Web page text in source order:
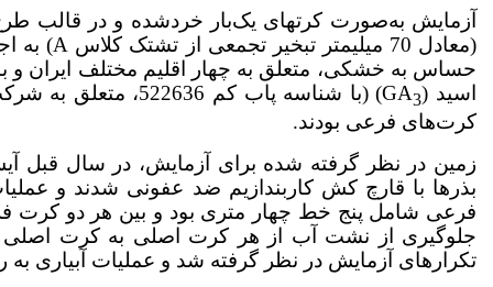
آزمایش به‌صورت کرت­های یک‌بار خرد­شده و در قالب
حساس به خشکی، متعلق به چهار اقلیم مختلف ایران و
اسید ­(GA3
کرت‌های فرعی بودند.
زمین در نظر گرفته شده برای آزمایش، در سال قبل
فرعی شامل پنج خط چهار متری بود و بین هر دو
جلوگیری از نشت آب از هر کرت اصلی به کرت اصلی
تکرارهای آزمایش در نظر گرفته شد و عملیات آبیاری